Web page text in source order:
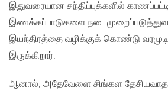
இதுவரையான சந்திப்புக்களில்
இணக்கப்பாடுகளை
இயந்திரத்தை வழிக்குக் கொண்டு
இருக்கிறார்.
ஆனால், அதேவேளை சிங்கள தேசியவாத